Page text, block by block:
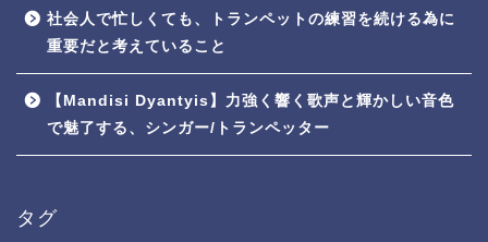
社会人で忙しくても、トランペットの練習を続ける為に
重要だと考えていること
【Mandisi Dyantyis】力強く響く歌声と輝かしい音色
で魅了する、シンガー/トランペッター
タグ